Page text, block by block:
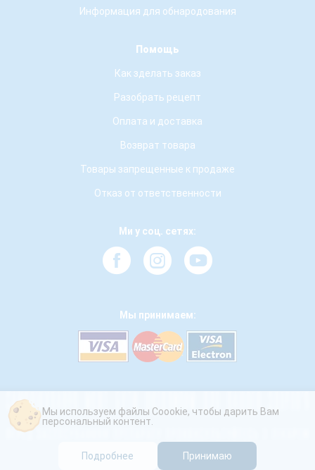
Информация для обнародования
Помощь
Как зделать заказ
Разобрать рецепт
Оплата и доставка
Возврат товара
Товары запрещенные к продаже
Отказ от ответственности
Ми у соц. сетях:
Мы принимаем:
Мы используем файлы Coookie, чтобы дарить Вам
персональный контент.
Подробнее Принимаю